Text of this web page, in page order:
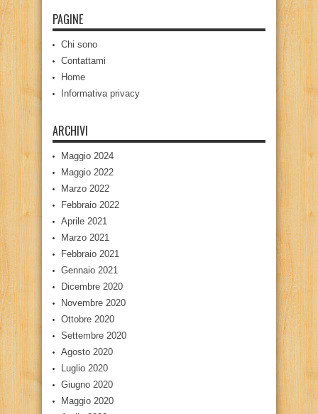
PAGINE
Chi sono
Contattami
Home
Informativa privacy
ARCHIVI
Maggio 2024
Maggio 2022
Marzo 2022
Febbraio 2022
Aprile 2021
Marzo 2021
Febbraio 2021
Gennaio 2021
Dicembre 2020
Novembre 2020
Ottobre 2020
Settembre 2020
Agosto 2020
Luglio 2020
Giugno 2020
Maggio 2020